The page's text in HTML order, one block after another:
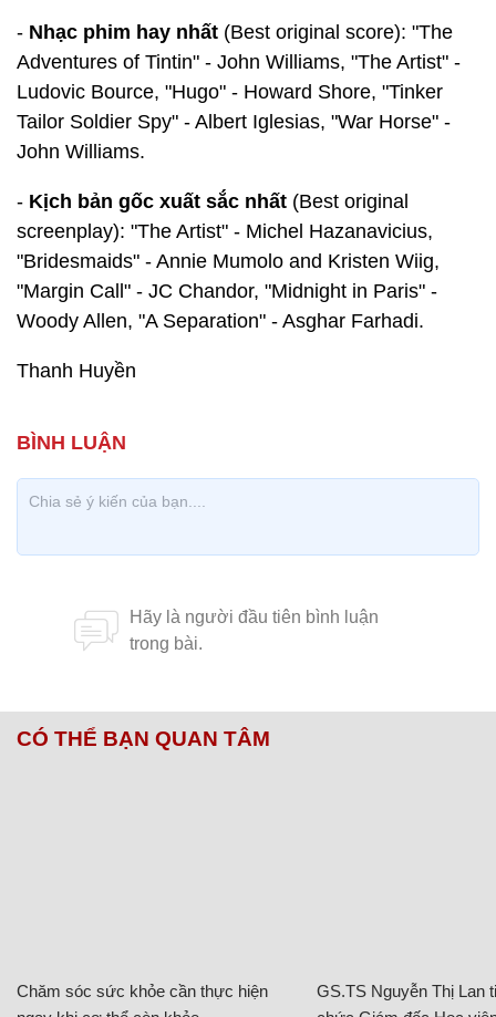
- Nhạc phim hay nhất (Best original score): "The
Adventures of Tintin" - John Williams, "The Artist" -
Ludovic Bource, "Hugo" - Howard Shore, "Tinker
Tailor Soldier Spy" - Albert Iglesias, "War Horse" -
John Williams.
- Kịch bản gốc xuất sắc nhất (Best original
screenplay): "The Artist" - Michel Hazanavicius,
"Bridesmaids" - Annie Mumolo and Kristen Wiig,
"Margin Call" - JC Chandor, "Midnight in Paris" -
Woody Allen, "A Separation" - Asghar Farhadi.
Thanh Huyền
CÓ THỂ BẠN QUAN TÂM
Chăm sóc sức khỏe cần thực hiện
GS.TS Nguyễn Thị Lan